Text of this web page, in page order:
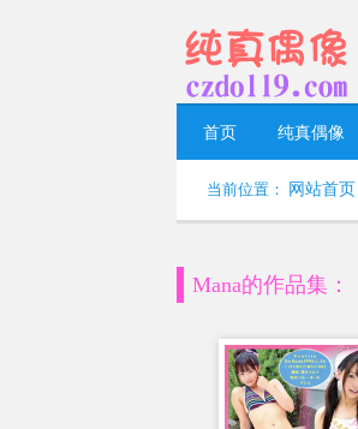
首页 纯真偶像
当前位置： 网站首页
Mana的作品集：